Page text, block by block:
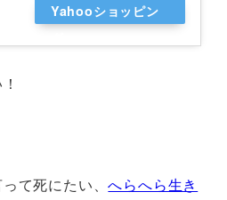
Yahooショッピン
て死にたい、へらへら生き